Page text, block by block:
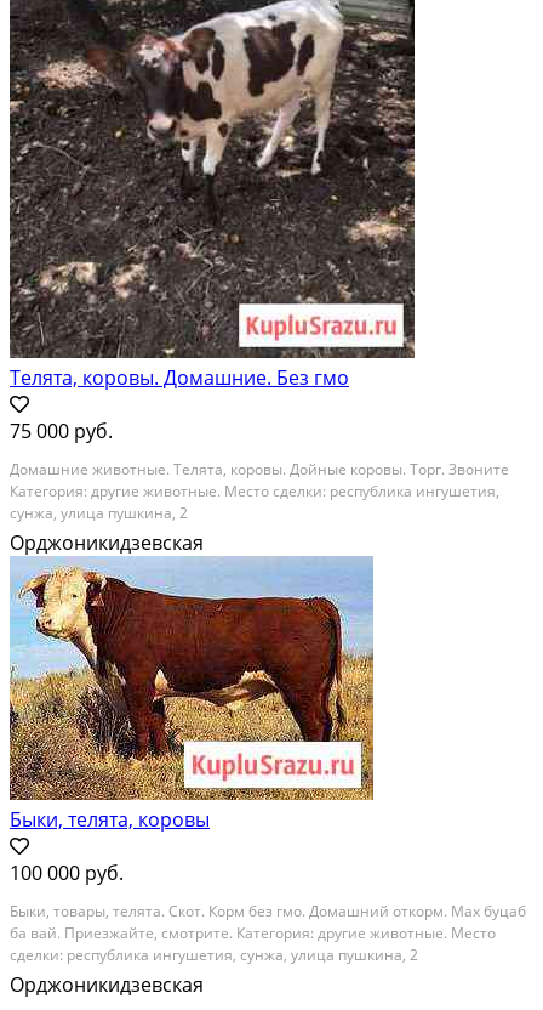
Телята, коровы. Домашние. Без гмо
75 000 руб.
Домашние животные. Телята, коровы. Дойные коровы. Торг. Звоните
Категория: другие животные. Место сделки: республика ингушетия,
сунжа, улица пушкина, 2
Орджоникидзевская
Быки, телята, коровы
100 000 руб.
Быки, товары, телята. Скот. Корм без гмо. Домашний откорм. Мах буцаб
ба вай. Приезжайте, смотрите. Категория: другие животные. Место
сделки: республика ингушетия, сунжа, улица пушкина, 2
Орджоникидзевская